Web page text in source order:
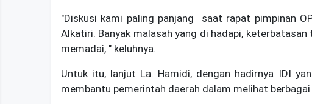
"Diskusi kami paling panjang saat rapat pimpinan
Alkatiri. Banyak malasah yang di hadapi,
memadai, " keluhnya.
Untuk itu, lanjut La. Hamidi, dengan hadirnya IDI
membantu pemerintah daerah dalam melihat